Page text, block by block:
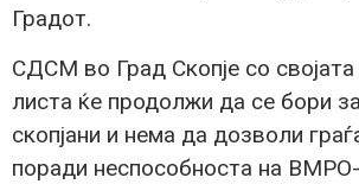
Градот.
СДСМ во Град Скопје со својата
листа ќе продолжи да се бори
скопјани и нема да дозволи
поради неспособноста на